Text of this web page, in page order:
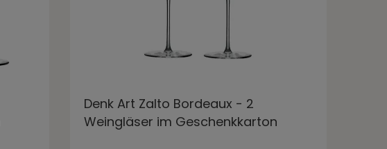
Denk Art Zalto Bordeaux - 2
Weingläser im Geschenkkarton